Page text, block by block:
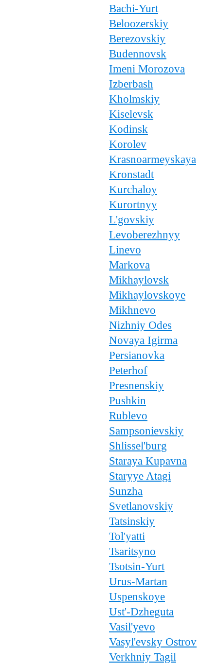
Bachi-Yurt
Beloozerskiy
Berezovskiy
Budennovsk
Imeni Morozova
Izberbash
Kholmskiy
Kiselevsk
Kodinsk
Korolev
Krasnoarmeyskaya
Kronstadt
Kurchaloy
Kurortnyy
L'govskiy
Levoberezhnyy
Linevo
Markova
Mikhaylovsk
Mikhaylovskoye
Mikhnevo
Nizhniy Odes
Novaya Igirma
Persianovka
Peterhof
Presnenskiy
Pushkin
Rublevo
Sampsonievskiy
Shlissel'burg
Staraya Kupavna
Staryye Atagi
Sunzha
Svetlanovskiy
Tatsinskiy
Tol'yatti
Tsaritsyno
Tsotsin-Yurt
Urus-Martan
Uspenskoye
Ust'-Dzheguta
Vasil'yevo
Vasyl'evsky Ostrov
Verkhniy Tagil